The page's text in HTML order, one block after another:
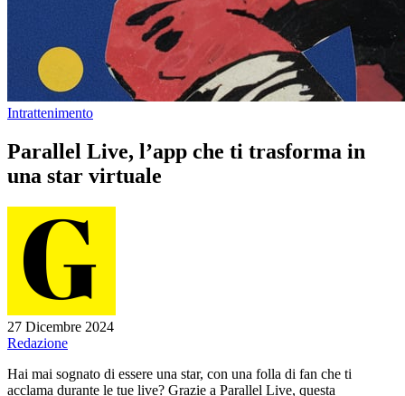
Intrattenimento
Parallel Live, l’app che ti trasforma in
una star virtuale
27 Dicembre 2024
Redazione
Hai mai sognato di essere una star, con una folla di fan che ti
acclama durante le tue live? Grazie a Parallel Live, questa